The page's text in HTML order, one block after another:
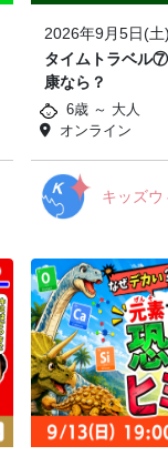
2026年9月5日(土)
タイムトラベル
康なら？
6歳 ～ 大人
オンライン
キッズウ